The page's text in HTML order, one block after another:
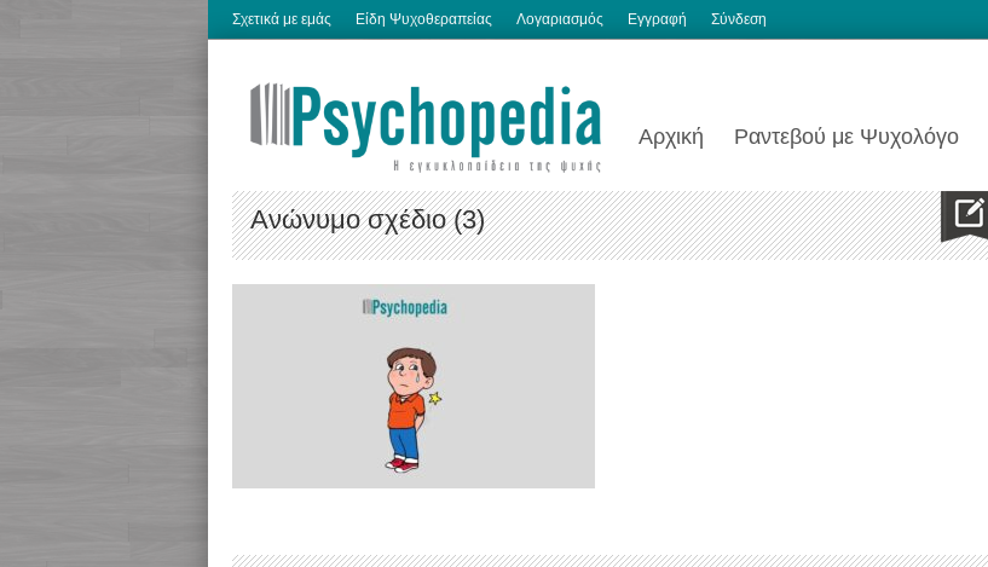
Σχετικά με εμάς Είδη Ψυχοθεραπείας Λογαριασμός Εγγραφή Σύνδεση
Αρχική Ραντεβού με Ψυχολόγο
Ανώνυμο σχέδιο (3)